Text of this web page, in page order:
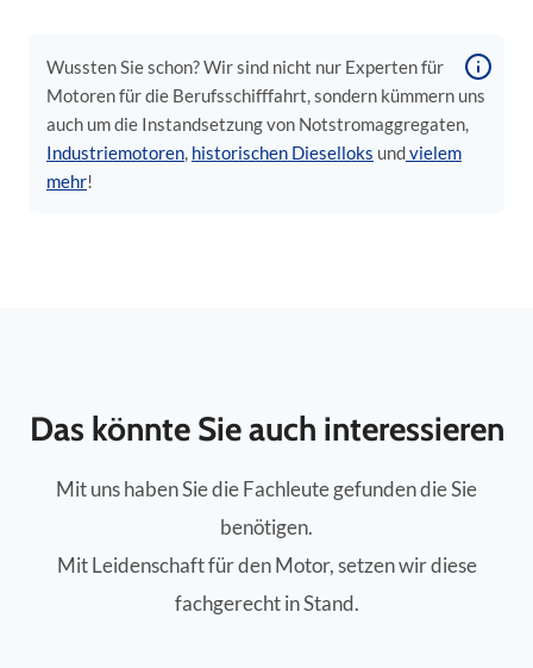
Wussten Sie schon? Wir sind nicht nur Experten für
Motoren für die Berufsschifffahrt, sondern kümmern uns
auch um die Instandsetzung von Notstromaggregaten,
Industriemotoren, historischen Dieselloks undvielem
mehr!
Das könnte Sie auch interessieren
Mit uns haben Sie die Fachleute gefunden die Sie
benötigen.
Mit Leidenschaft für den Motor, setzen wir diese
fachgerecht in Stand.